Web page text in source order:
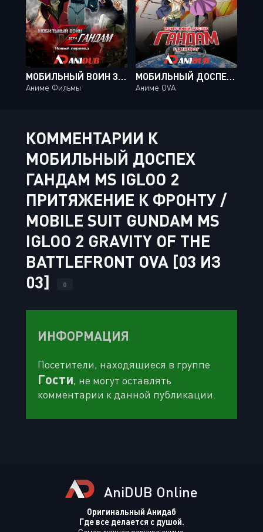
МОБИЛЬНЫЙ ВОИН ЗЕТА ГАНДАМ: НОВЫЙ ПЕРЕВОД / MOBILE SUIT ZETA GUNDAM: A NEW TRANSLATION OVA [03 ИЗ 03]
Аниме Фильмы
МОБИЛЬНЫЙ ДОСПЕХ ГАНДАМ ЕДИНОРОГ ОВА / MOBILE SUIT GUNDAM UNICORN OVA [07 ИЗ 07]
Аниме OVA
КОММЕНТАРИИ К
МОБИЛЬНЫЙ ДОСПЕХ
ГАНДАМ MS IGLOO 2
ПРИТЯЖЕНИЕ К ФРОНТУ /
MOBILE SUIT GUNDAM MS
IGLOO 2 GRAVITY OF THE
BATTLEFRONT OVA [03 ИЗ
03]
0
ИНФОРМАЦИЯ
Посетители, находящиеся в группе
Гости, не могут оставлять
комментарии к данной публикации.
AniDUB Online
Оригинальный Анидаб
Где все делается с душой.